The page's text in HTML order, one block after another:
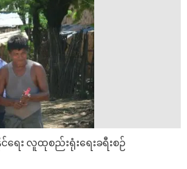
ရေး လူထုစည်းရုံးရေးခရီးစဉ်